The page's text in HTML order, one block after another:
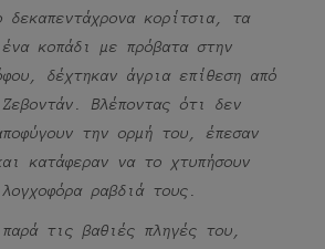
δεκαπεντάχρονα κορίτσια, τα
κοπάδι με πρόβατα στην
δέχτηκαν άγρια επίθεση από
Βλέποντας ότι δεν
την ορμή του, έπεσαν
κατάφεραν να το χτυπήσουν
ραβδιά τους.
τις βαθιές πληγές του,